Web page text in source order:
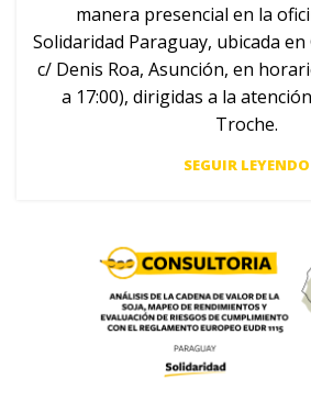
manera presencial en la
Solidaridad Paraguay, ubicada en
c/ Denis Roa, Asunción, en
a 17:00), dirigidas a la
Troche.
SEGUIR LEYENDO